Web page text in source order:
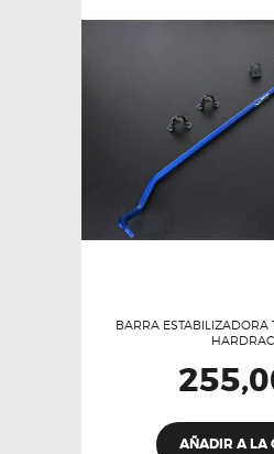
BARRA ESTABILIZADORA
AÑADIR A LA